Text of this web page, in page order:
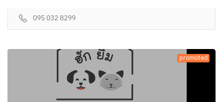
095 032 8299
promoted